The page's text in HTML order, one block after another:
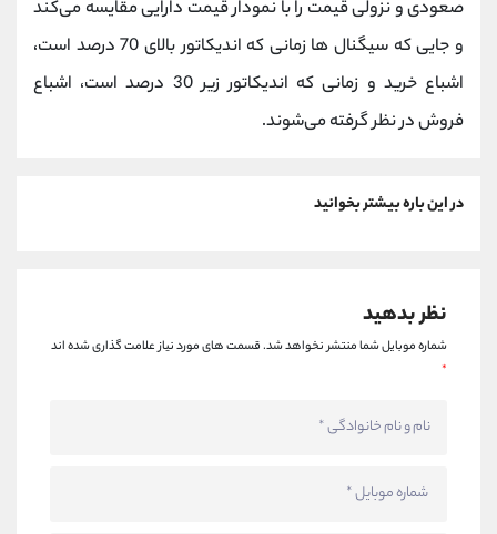
صعودی و نزولی قیمت را با نمودار قیمت دارایی مقایسه می‌کند
و جایی که سیگنال ها زمانی که اندیکاتور بالای 70 درصد است،
اشباع خرید و زمانی که اندیکاتور زیر 30 درصد است، اشباع
فروش در نظر گرفته می‌شوند.
در این باره بیشتر بخوانید
نظر بدهید
شماره موبایل شما منتشر نخواهد شد.قسمت های مورد نیاز علامت گذاری شده اند
*